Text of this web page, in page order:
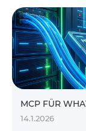
MCP FÜR
14.1.2026